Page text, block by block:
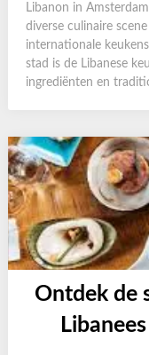
Libanon in
diverse culinaire
internationale
stad is de Libanese
ingrediënten en
Ontdek de